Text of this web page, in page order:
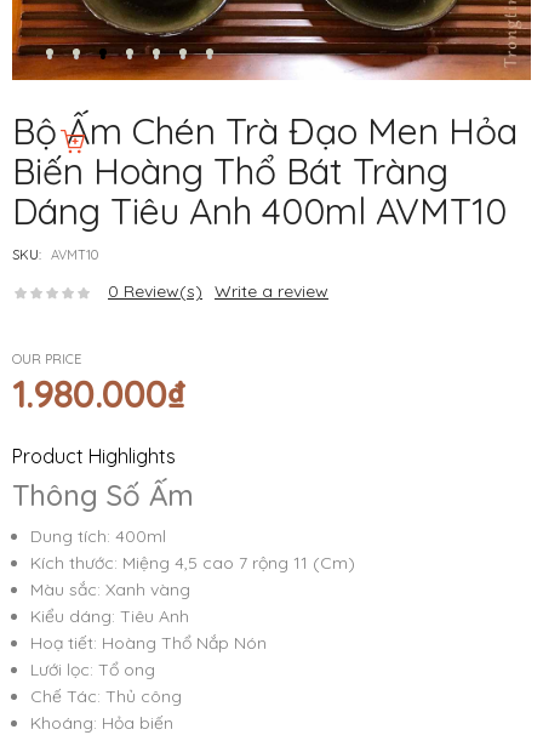
Bộ Ấm Chén Trà Đạo Men Hỏa
Biến Hoàng Thổ Bát Tràng
Dáng Tiêu Anh 400ml AVMT10
SKU: AVMT10
0 Review(s) Write a review
OUR PRICE
1.980.000₫
Product Highlights
Thông Số Ấm
Dung tích: 400ml
Kích thước: Miệng 4,5 cao 7 rộng 11 (Cm)
Màu sắc: Xanh vàng
Kiểu dáng: Tiêu Anh
Hoạ tiết: Hoàng Thổ Nắp Nón
Lưới lọc: Tổ ong
Chế Tác: Thủ công
Khoáng: Hỏa biến